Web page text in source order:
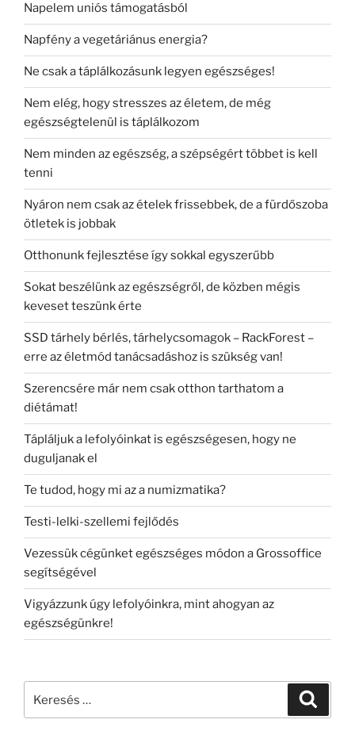
Napelem uniós támogatásból
Napfény a vegetáriánus energia?
Ne csak a táplálkozásunk legyen egészséges!
Nem elég, hogy stresszes az életem, de még
egészségtelenül is táplálkozom
Nem minden az egészség, a szépségért többet is kell
tenni
Nyáron nem csak az ételek frissebbek, de a fürdőszoba
ötletek is jobbak
Otthonunk fejlesztése így sokkal egyszerűbb
Sokat beszélünk az egészségről, de közben mégis
keveset teszünk érte
SSD tárhely bérlés, tárhelycsomagok – RackForest –
erre az életmód tanácsadáshoz is szükség van!
Szerencsére már nem csak otthon tarthatom a
diétámat!
Tápláljuk a lefolyóinkat is egészségesen, hogy ne
duguljanak el
Te tudod, hogy mi az a numizmatika?
Testi-lelki-szellemi fejlődés
Vezessük cégünket egészséges módon a Grossoffice
segítségével
Vigyázzunk úgy lefolyóinkra, mint ahogyan az
egészségünkre!